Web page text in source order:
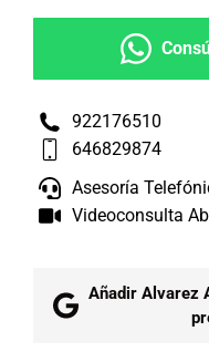
922176510
646829874
Asesoría
Videoconsulta
Añadir Alvarez